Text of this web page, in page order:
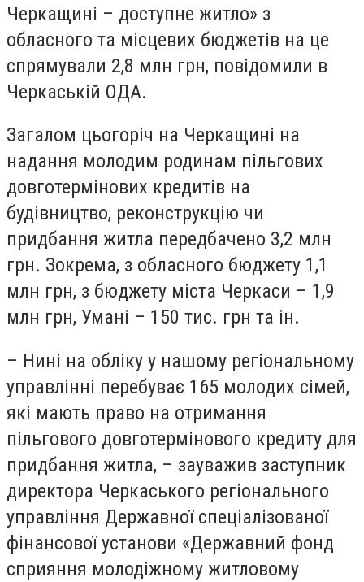
Черкащині – доступне житло» з
обласного та місцевих бюджетів на це
спрямували 2,8 млн грн, повідомили в
Черкаській ОДА.
Загалом цьогоріч на Черкащині на
надання молодим родинам пільгових
довготермінових кредитів на
будівництво, реконструкцію чи
придбання житла передбачено 3,2 млн
грн. Зокрема, з обласного бюджету 1,1
млн грн, з бюджету міста Черкаси – 1,9
млн грн, Умані – 150 тис. грн та ін.
– Нині на обліку у нашому регіональному
управлінні перебуває 165 молодих сімей,
які мають право на отримання
пільгового довготермінового кредиту для
придбання житла, – зауважив заступник
директора Черкаського регіонального
управління Державної спеціалізованої
фінансової установи «Державний фонд
сприяння молодіжному житловому